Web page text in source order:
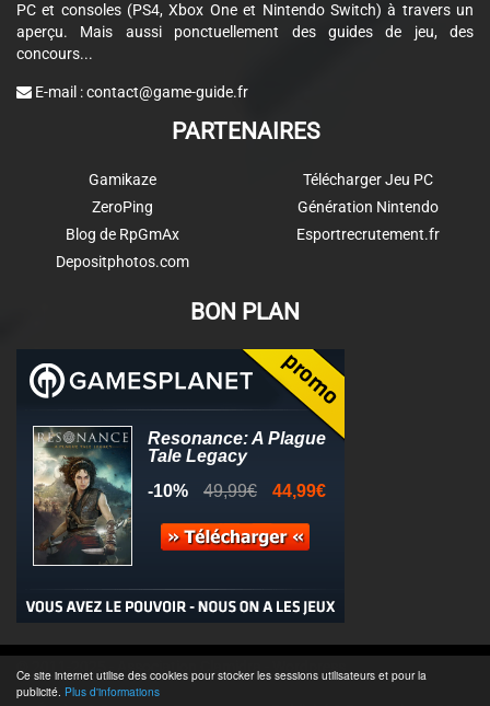
Ce site internet utilise des cookies pour stocker les sessions utilisateurs et pour la
publicité. Plus d'informations
PC et consoles (PS4, Xbox One et Nintendo Switch) à travers un
aperçu. Mais aussi ponctuellement des guides de jeu, des
concours...
E-mail :contact@game-guide.fr
PARTENAIRES
Gamikaze
ZeroPing
Blog de RpGmAx
Depositphotos.com
Télécharger Jeu PC
Génération Nintendo
Esportrecrutement.fr
BON PLAN
© 2011-2025 - Association Clamidra - Wordpress